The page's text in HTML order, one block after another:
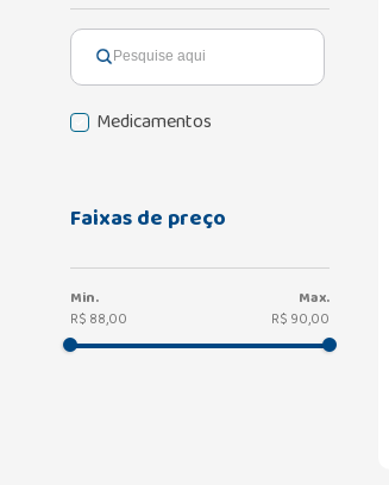
Medicamentos
Faixas de preço
R$ 88,00 R$ 90,00